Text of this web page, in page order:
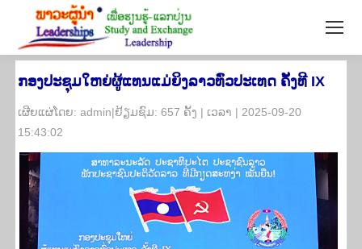
ກອງປະຊຸມໃຫຍ່ຜູ້ແທນແມ່ຍິງລາວທົ່ວປະເທດ ຄັ້ງທີ IX
​ເຜີຍ​ແຜ່​ໂດຍ: admin|ຢ້ຽມ​ຊົມ: 657 ຄັ້ງ | ເວ​ລາ | 2025-09-20
15:43:02